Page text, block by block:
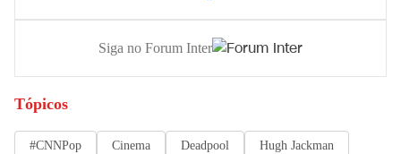
Siga no Forum Inter
Tópicos
#CNNPop Cinema Deadpool Hugh Jackman